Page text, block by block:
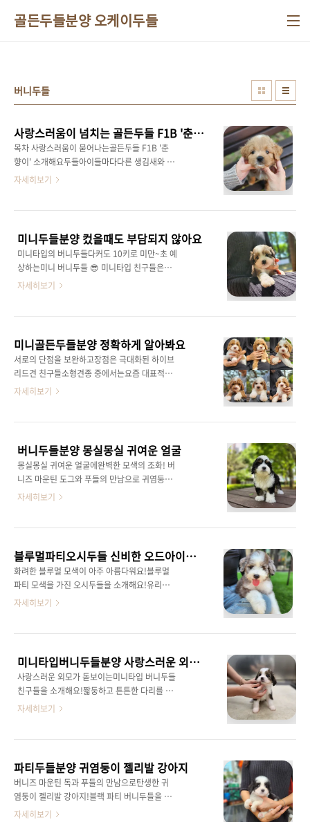
골든두들분양 오케이두들
버니두들
사랑스러움이 넘치는 골든두들 F1B '춘향이'를 소개합니다!
목차 사랑스러움이 묻어나는골든두들 F1B '춘
향이' 소개해요두들아이들마다다른 생김새와 성
향을 가졌답니다머리와 발 끝의조금의 흰 털이
극 추천드립니다두들 전문 견사를 통해건강이
보증된아이들만 분양 중이예요!선천적 기형, 잠
복기 질환 등이상 없는 건강한 아이들직접 만나
보세요!'춘향이'가 궁금하시다면언제든지 연락
주세요!자세한 상담 도와드리겠습니다!​ 사랑스
니다!오늘은 특별하고 매력적인 강아지인 골든
해 소개해드릴게요. 골든두들은 귀여운 외모와
다정한 성격으로 많은 사람들에게 사랑받는..
자세히보기
미니두들분양 컸을때도 부담되지 않아요
미니타입의 버니두들다커도 10키로 미만~초 예
상하는미니 버니두들 😎 미니타입 친구들은컸을
때도 작은 체구로중형 느낌으로 자라게 된답니
마운틴독과 푸들의 이중교배로태어난 버니두들
은세대수에 따라서 크기도 다르고모색상도 굉장
히 다양한 견종이니원하시는 타입에 맞춰서자세
한 상담 도와드리고 있어요 국내에는 아직 골든
두들보다는조금 덜 알려져있지만아시는 분들이
로 만나보실 수 있는미니버니두들 아이들 연락
자세히보기
미니골든두들분양 정확하게 알아봐요
​서로의 단점을 보완하고장점은 극대화된 하이브
리드견 친구들소형견종 중에서는요즘 대표적으
로 말티푸가 있고 중형,중대형,대형 친구들은두
니두들,올드쉽독과 푸들이 만난쉬파두들,오스트
레일리안 셰퍼드와 푸들이 만난오시두들,래브라
두들,더블두들 다양한 친구들이 있답니다 ㅎㅎ​
푸들의 장점이 워낙 뛰어나고각자의 장점이 넘
치는 견종들이라 두들 친구들도 장점이 가득 ~천
유명한푸들의 만남으로 탄생한 골든두들그만큼
니다.ㅎㅎ 푸들의 모색상이 다양하기 때문에골
든두들 친구들도 모색상이다양하게 나뉘어요 단
색으로..
자세히보기
버니두들분양 몽실몽실 귀여운 얼굴
몽실몽실 귀여운 얼굴에완벽한 모색의 조화! 버
니즈 마운틴 도그와 푸들의 만남으로 귀염둥이
가 탄생했죠! 사람과 오랜시간 함께했고 다재다
엉뚱미도 한 방울 들어가 있답니다! 버니두들 친
구들은 사람들이나 다른동물들과 잘 어울리지만
조기 사회화를 통해서 편안하게 지낼 수 있도록
도와주심이 좋습니당! 오케이두들 에서 다양한
견종의 강아지를 만나보세요!언제든지 문의, 방
자세히보기
블루멀파티오시두들 신비한 오드아이를 가졌어요
화려한 블루멀 모색이 아주 아름다워요!블루멀
파티 모색을 가진 오시두들을 소개해요!유리구
슬 같은 오드아이 눈을 가진 아이들이라서 볼 때
인지 교육도 잘 습득하는 아이들이예요! 다만 대
형견친구들이니산책이나 활동을 통해 에너지를
잘 소모시켜주면 될 것 같아요! 보기만 해도 기분
좋아지는 오시두들 친구들가족으로 맞이해보세
요!오케이두들 에서는 아주 다양~한견종의 강아
면상담도와드려요!
자세히보기
미니타입버니두들분양 사랑스러운 외모가 돋보여요
사랑스러운 외모가 돋보이는미니타입 버니두들
친구들을 소개해요!짧둥하고 튼튼한 다리를 가
진건강한 아이들이랍니당!버니즈마운틴독과 푸
아이들이예요!10 kg 내외의 체구로 보호자와 함
께아파트와 같은 도심지에 생활이 부담없는 아
이들이예요!미니버니두들 친구들을 가족으로 맞
이해보세요!오케이두들 에서는 다양한 모색과
성별의 두들 친구들을 분양하고 있어요!언제든
자세히보기
파티두들분양 귀염둥이 젤리발 강아지
버니즈 마운틴 독과 푸들의 만남으로탄생한 귀
염둥이 젤리발 강아지!블랙 파티 버니두들을 소
개합니당!버니두들은 한국에서 분양받기 쉽지
자세히보기